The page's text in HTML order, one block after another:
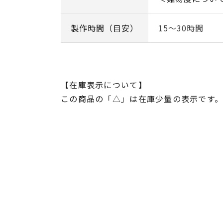
製作時間（目安） 15～30時間
【在庫表示について】
この商品の「△」は在庫少量の表示です。